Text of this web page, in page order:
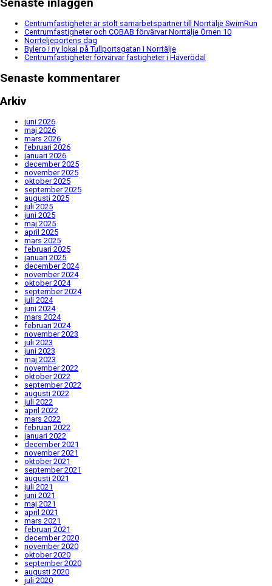
Senaste inläggen
Centrumfastigheter är stolt samarbetspartner till Norrtälje SwimRun
Centrumfastigheter och COBAB förvärvar Norrtälje Örnen 10
Norrteljeportens dag
Bylero i ny lokal på Tullportsgatan i Norrtälje
Centrumfastigheter förvärvar fastigheter i Häverödal
Senaste kommentarer
Arkiv
juni 2026
maj 2026
mars 2026
februari 2026
januari 2026
december 2025
november 2025
oktober 2025
september 2025
augusti 2025
juli 2025
juni 2025
maj 2025
april 2025
mars 2025
februari 2025
januari 2025
december 2024
november 2024
oktober 2024
september 2024
juli 2024
juni 2024
mars 2024
februari 2024
november 2023
juli 2023
juni 2023
maj 2023
november 2022
oktober 2022
september 2022
augusti 2022
juli 2022
april 2022
mars 2022
februari 2022
januari 2022
december 2021
november 2021
oktober 2021
september 2021
augusti 2021
juli 2021
juni 2021
maj 2021
april 2021
mars 2021
februari 2021
december 2020
november 2020
oktober 2020
september 2020
augusti 2020
juli 2020